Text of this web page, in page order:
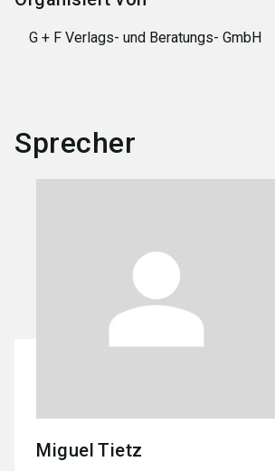
G + F Verlags- und Beratungs- GmbH
Sprecher
Miguel Tietz